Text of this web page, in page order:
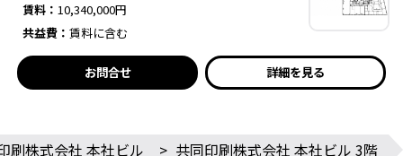
賃料： 10,340,000円
共益費： 賃料に含む
お問合せ 詳細を見る
刷株式会社 本社ビル > 共同印刷株式会社 本社ビル 3階